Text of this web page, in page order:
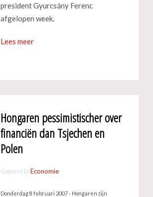
president Gyurcsány Ferenc
afgelopen week.
Lees meer
Hongaren pessimistischer over
financiën dan Tsjechen en
Polen
Gepost in Economie
Donderdag 8 februari 2007 - Hongaren zijn